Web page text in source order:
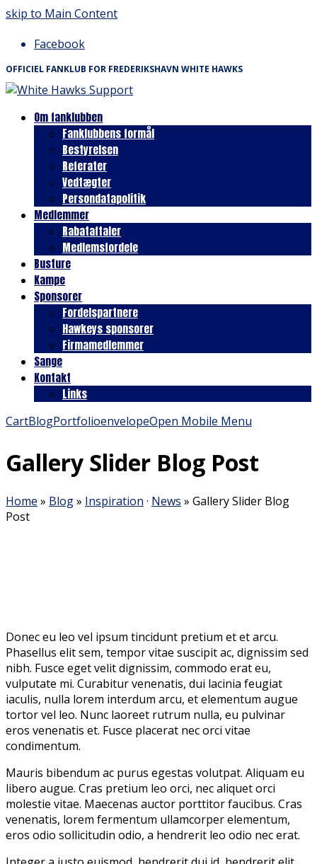
skip to Main Content
Facebook
OFFICIEL FANKLUB FOR FREDERIKSHAVN WHITE HAWKS
Om fanklubben
Fanklubbens formål
Bestyrelsen
Referater
Vedtægter
Persondatapolitik
Medlemmer
Rabataftaler
Medlemsfordele
Busture
Kampe
Sponsorer
Fordelspartnere
Hawkeys sponsorer
Firmamedlemmer
Sange
Kontakt
Links
CartBlogPortfolioenvelopeOpen Mobile Menu
Gallery Slider Blog Post
Home » Blog» Inspiration · News » Gallery Slider Blog
Post
Donec eu leo vel ipsum tincidunt pretium et et arcu.
Phasellus elit sem, tempor vitae suscipit ac, dignissim sed
nibh. Fusce eget velit dignissim, commodo erat eu,
vulputate mi. Curabitur venenatis, dui lacinia feugiat
iaculis, nulla lorem interdum arcu, et elementum augue
tortor vel leo. Nunc laoreet rutrum nulla, eu pulvinar
eros venenatis et. Fusce placerat nec orci vitae
condimentum.
Mauris bibendum ac purus egestas volutpat. Aliquam eu
libero augue. Cras pretium leo orci, nec aliquet orci
molestie vitae. Maecenas auctor porttitor faucibus. Cras
venenatis, lorem fermentum ullamcorper elementum,
eros odio sollicitudin odio, a hendrerit leo odio nec erat.